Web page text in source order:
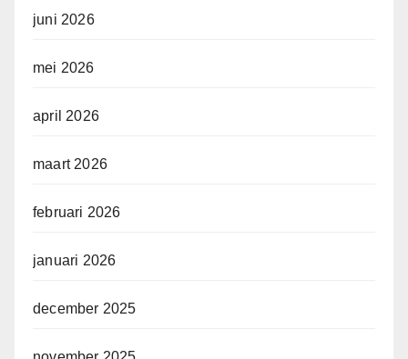
juni 2026
mei 2026
april 2026
maart 2026
februari 2026
januari 2026
december 2025